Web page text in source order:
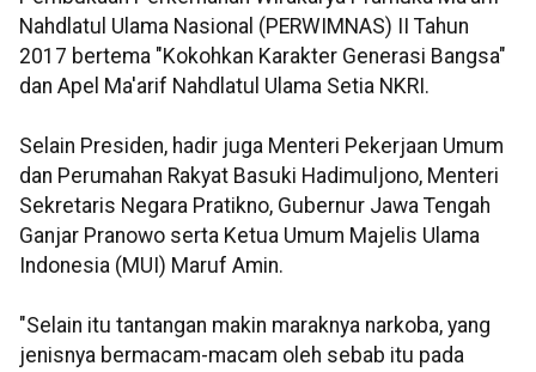
Nahdlatul Ulama Nasional (PERWIMNAS) II Tahun
2017 bertema "Kokohkan Karakter Generasi Bangsa"
dan Apel Ma'arif Nahdlatul Ulama Setia NKRI.
Selain Presiden, hadir juga Menteri Pekerjaan Umum
dan Perumahan Rakyat Basuki Hadimuljono, Menteri
Sekretaris Negara Pratikno, Gubernur Jawa Tengah
Ganjar Pranowo serta Ketua Umum Majelis Ulama
Indonesia (MUI) Maruf Amin.
"Selain itu tantangan makin maraknya narkoba, yang
jenisnya bermacam-macam oleh sebab itu pada